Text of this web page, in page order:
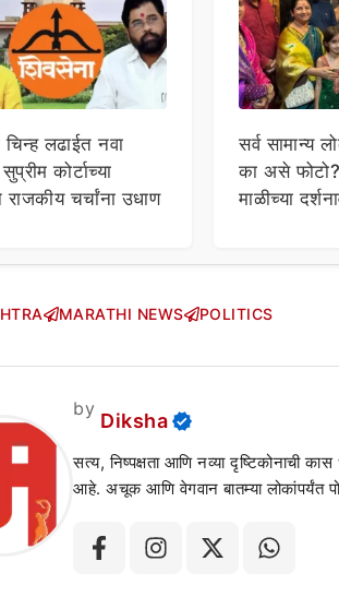
लढाईत नवा
कोर्टाच्या
राजकीय चर्चांना उधाण
सर्व सामान्य
का असे
माळीच्या
MARATHI NEWS POLITICS
by
Diksha
सत्य, निष्पक्षता आणि नव्या दृष्टिकोनाची
आहे. अचूक आणि वेगवान बातम्या लोकांपर्यंत